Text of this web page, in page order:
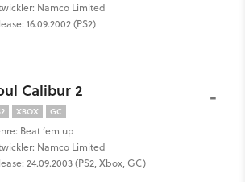
Namco Limited
16.09.2002 (PS2)
Calibur 2
XBOX GC
Beat ’em up
Namco Limited
24.09.2003 (PS2, Xbox, GC)
-